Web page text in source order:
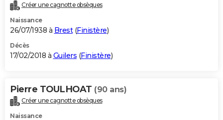
Créer une cagnotte obsèques
Naissance
26/07/1938 à Brest(Finistère)
Décès
17/02/2018 à Guilers (Finistère)
Pierre TOULHOAT (90 ans)
Créer une cagnotte obsèques
Naissance